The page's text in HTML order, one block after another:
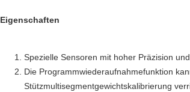
Eigenschaften
Spezielle Sensoren mit hoher Präzision
Die Programmwiederaufnahmefunktion
Stützmultisegmentgewichtskalibrierung